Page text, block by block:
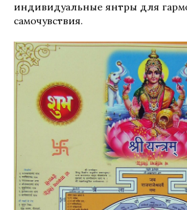
индивидуальные янтры для
самочувствия.